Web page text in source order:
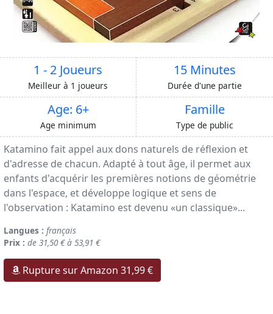
1 - 2 Joueurs
Meilleur à 1 joueurs
15 Minutes
Durée d'une partie
Age: 6+
Age minimum
Famille
Type de public
Katamino fait appel aux dons naturels de réflexion et
d'adresse de chacun. Adapté à tout âge, il permet aux
enfants d'acquérir les premières notions de géométrie
dans l'espace, et développe logique et sens de
l'observation : Katamino est devenu «un classique»...
Langues : français
Prix : de 31,50 € à 53,91 €
Rupture sur Amazon 31,99 €